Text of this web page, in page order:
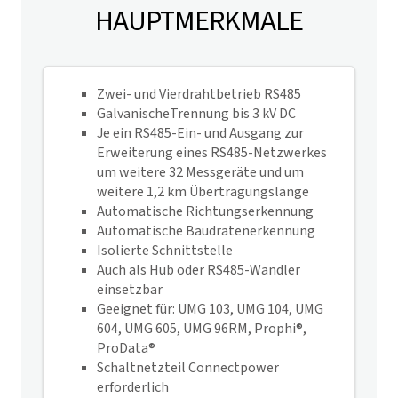
HAUPTMERKMALE
Zwei- und Vierdrahtbetrieb RS485
GalvanischeTrennung bis 3 kV DC
Je ein RS485-Ein- und Ausgang zur
Erweiterung eines RS485-Netzwerkes
um weitere 32 Messgeräte und um
weitere 1,2 km Übertragungslänge
Automatische Richtungserkennung
Automatische Baudratenerkennung
Isolierte Schnittstelle
Auch als Hub oder RS485-Wandler
einsetzbar
Geeignet für: UMG 103, UMG 104, UMG
604, UMG 605, UMG 96RM, Prophi®,
ProData®
Schaltnetzteil Connectpower
erforderlich